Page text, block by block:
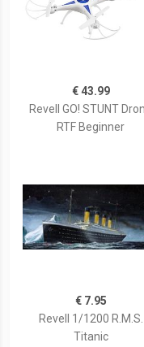
€ 43.99
Revell GO! STUNT
RTF Beginner
€ 7.95
Revell 1/1200 R.M.S.
Titanic